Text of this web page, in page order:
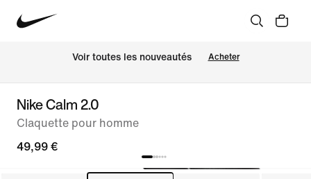
Voir toutes les nouveautés Acheter
Nike Calm 2.0
Claquette pour homme
49,99 €